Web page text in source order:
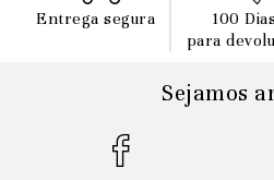
Entrega segura
100
para
Sejamos